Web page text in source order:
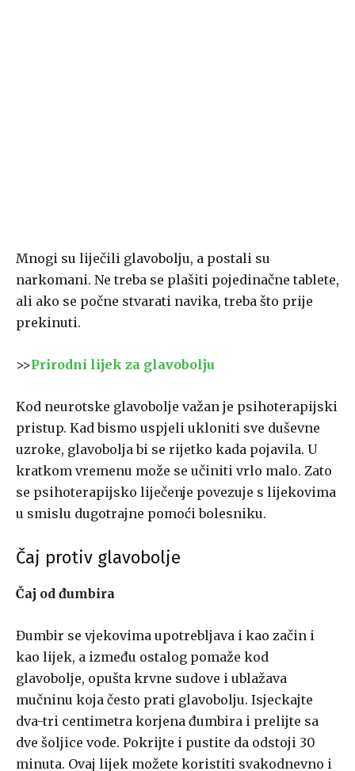
Mnogi su liječili glavobolju, a postali su
narkomani. Ne treba se plašiti pojedinačne tablete,
ali ako se počne stvarati navika, treba što prije
prekinuti.
>>Prirodni lijek za glavobolju
Kod neurotske glavobolje važan je psihoterapijski
pristup. Kad bismo uspjeli ukloniti sve duševne
uzroke, glavobolja bi se rijetko kada pojavila. U
kratkom vremenu može se učiniti vrlo malo. Zato
se psihoterapijsko liječenje povezuje s lijekovima
u smislu dugotrajne pomoći bolesniku.
Čaj protiv glavobolje
Čaj od đumbira
Đumbir se vjekovima upotrebljava i kao začin i
kao lijek, a između ostalog pomaže kod
glavobolje, opušta krvne sudove i ublažava
mučninu koja često prati glavobolju. Isjeckajte
dva-tri centimetra korjena đumbira i prelijte sa
dve šoljice vode. Pokrijte i pustite da odstoji 30
minuta. Ovaj lijek možete koristiti svakodnevno i